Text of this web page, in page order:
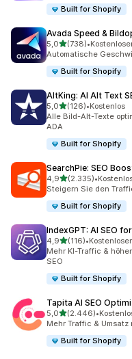
Built for Shopify
Avada Speed &
5,0von 5 Sternen
(738)
738 Rezensionen
•
Automatische
Built for Shopify
AltKing: AI Alt Text
5,0von 5 Sternen
(126)
126 Rezensionen
•Kostenlos
Alle Bild-Alt-Texte
ADA
Built for Shopify
SearchPie: SEO
4,9von 5 Sternen
(2.335)
2335 Rezensionen
•
Steigern Sie den
Built for Shopify
IndexGPT: AI SEO
4,9von 5 Sternen
(116)
116 Rezensionen
•
Mehr KI-Traffic &
SEO
Built for Shopify
Tapita AI SEO
5,0von 5 Sternen
(2.446)
2446 Rezensionen
•
Mehr Traffic & Umsatz
Built for Shopify